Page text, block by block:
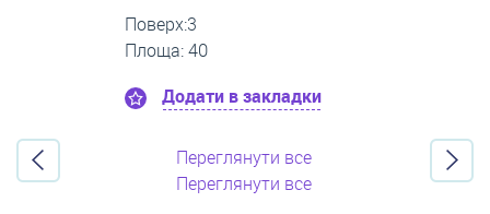
Поверх:11
Площа: 55
Додати в закладки
Переглянути все
Переглянути все